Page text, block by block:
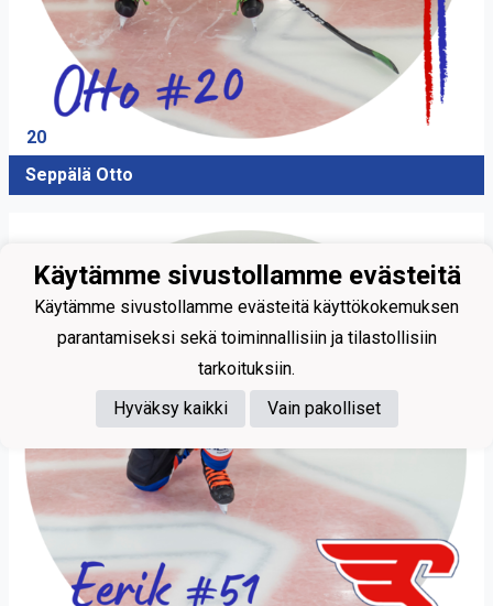
20
Seppälä Otto
Käytämme sivustollamme evästeitä
Käytämme sivustollamme evästeitä käyttökokemuksen
parantamiseksi sekä toiminnallisiin ja tilastollisiin
tarkoituksiin.
Hyväksy kaikki
Vain pakolliset